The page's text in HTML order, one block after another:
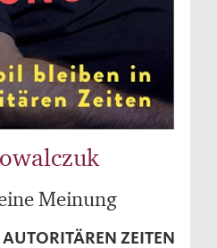
Meinung
ZEITEN